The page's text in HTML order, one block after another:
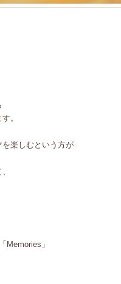
。
楽しむという方が
」